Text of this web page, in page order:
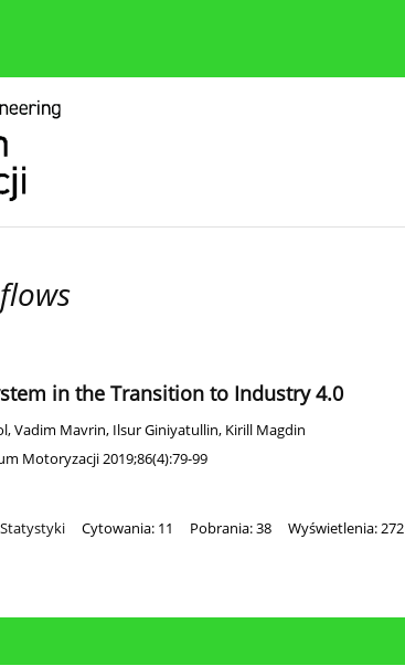
in the Transition to Industry 4.0
,Vadim Mavrin, Ilsur Giniyatullin, Kirill Magdin
Motoryzacji 2019;86(4):79-99
Statystyki Cytowania: 11 Pobrania: 38 Wyświetlenia: 272